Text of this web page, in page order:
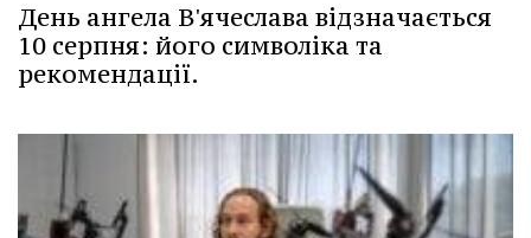
День ангела В'ячеслава відзначається
10 серпня: його символіка та
рекомендації.